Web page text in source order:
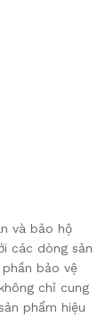
và bảo hộ
các dòng sản
bảo vệ
chỉ cung
phẩm hiệu